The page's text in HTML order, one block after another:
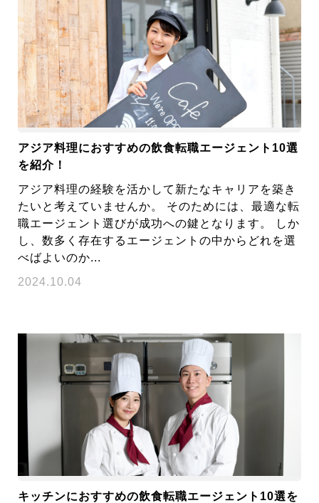
アジア料理におすすめの飲食転職エージェント10選
を紹介！
アジア料理の経験を活かして新たなキャリアを築き
たいと考えていませんか。 そのためには、最適な転
職エージェント選びが成功への鍵となります。 しか
し、数多く存在するエージェントの中からどれを選
べばよいのか...
2024.10.04
キッチンにおすすめの飲食転職エージェント10選を